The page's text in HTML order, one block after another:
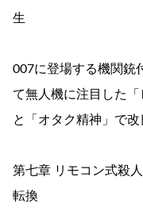
生
007に登場する機関銃
て無人機に注目した「
と「オタク精神」で
第七章 リモコン式殺
転換